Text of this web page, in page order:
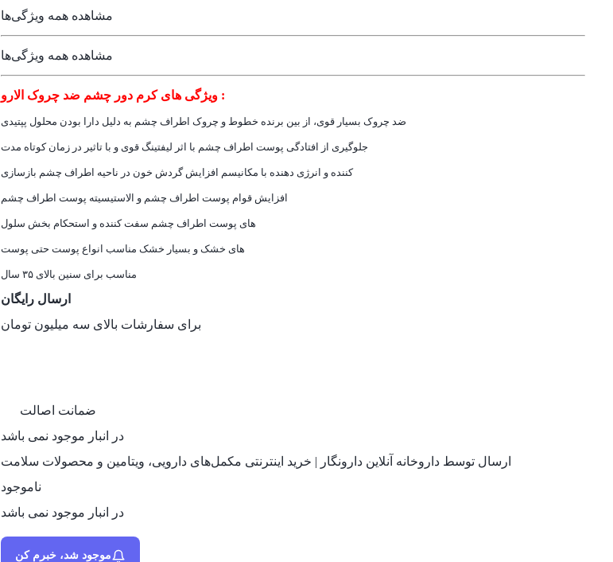
مشاهده همه ویژگی‌ها
مشاهده همه ویژگی‌ها
ویژگی های کرم دور چشم ضد چروک الارو :
ضد چروک بسیار قوی، از بین برنده خطوط و چروک اطراف چشم به دلیل دارا بودن محلول پپتیدی
جلوگیری از افتادگی پوست اطراف چشم با اثر لیفتینگ قوی و با تاثیر در زمان کوتاه مدت
بازسازی‎ کننده و انرژی‏ دهنده با مکانیسم افزایش گردش خون در ناحیه اطراف چشم
افزایش قوام پوست اطراف چشم و الاستیسیته پوست اطراف چشم
سفت‏ کننده و استحکام‏ بخش سلول ‎های پوست اطراف چشم
مناسب انواع پوست حتی پوست‎ های خشک و بسیار خشک
مناسب برای سنین بالای ۳۵ سال
ارسال رایگان
برای سفارشات بالای سه میلیون تومان
ضمانت اصالت
در انبار موجود نمی باشد
ارسال توسط داروخانه آنلاین دارونگار | خرید اینترنتی مکمل‌های دارویی، ویتامین و محصولات سلامت
ناموجود
در انبار موجود نمی باشد
موجود شد، خبرم کن